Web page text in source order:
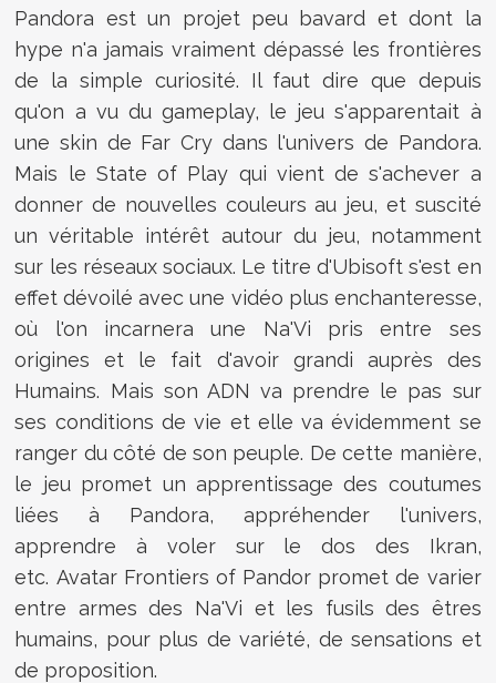
Pandora est un projet peu bavard et dont la
hype n'a jamais vraiment dépassé les frontières
de la simple curiosité. Il faut dire que depuis
qu'on a vu du gameplay, le jeu s'apparentait à
une skin de Far Cry dans l'univers de Pandora.
Mais le State of Play qui vient de s'achever a
donner de nouvelles couleurs au jeu, et suscité
un véritable intérêt autour du jeu, notamment
sur les réseaux sociaux. Le titre d'Ubisoft s'est en
effet dévoilé avec une vidéo plus enchanteresse,
où l'on incarnera une Na'Vi pris entre ses
origines et le fait d'avoir grandi auprès des
Humains. Mais son ADN va prendre le pas sur
ses conditions de vie et elle va évidemment se
ranger du côté de son peuple. De cette manière,
le jeu promet un apprentissage des coutumes
liées à Pandora, appréhender l'univers,
apprendre à voler sur le dos des Ikran,
etc. Avatar Frontiers of Pandor promet de varier
entre armes des Na'Vi et les fusils des êtres
humains, pour plus de variété, de sensations et
de proposition.